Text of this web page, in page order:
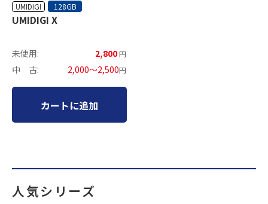
UMIDIGI 128GB
UMIDIGI X
未使用: 2,800円
中 古: 2,000～2,500円
カートに追加
人気シリーズ